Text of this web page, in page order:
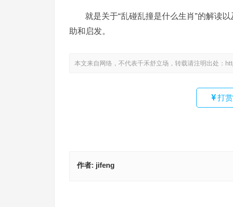
就是关于“乱碰乱撞是什么生肖”的解读
助和启发。
本文来自网络，不代表千禾舒立场，转载请注明出处：
打赏
作者: jifeng